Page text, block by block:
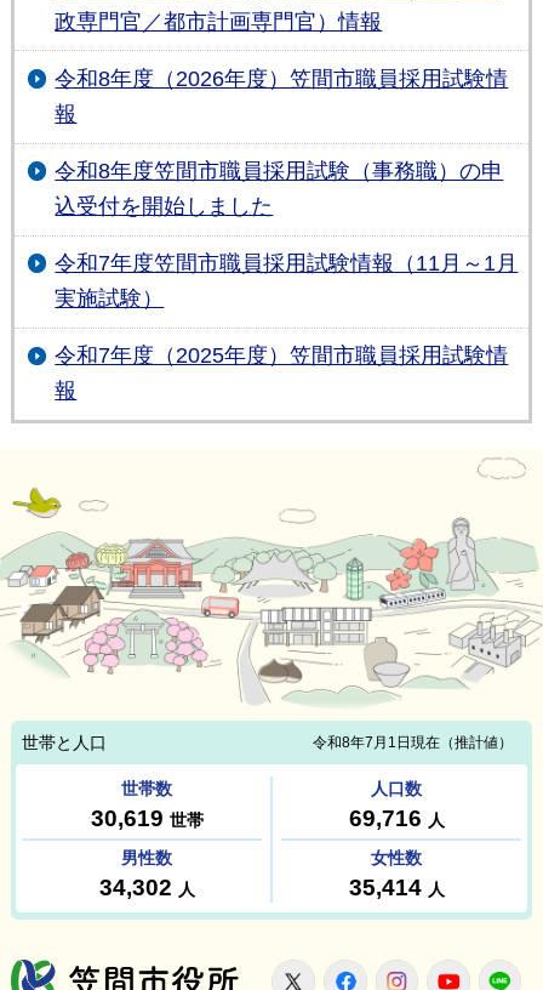
政専門官／都市計画専門官）情報
令和8年度（2026年度）笠間市職員採用試験情
報
令和8年度笠間市職員採用試験（事務職）の申
込受付を開始しました
令和7年度笠間市職員採用試験情報（11月～1月
実施試験）
令和7年度（2025年度）笠間市職員採用試験情
報
笠間市役所
X FacebookInstagram